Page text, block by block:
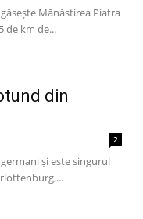
Mănăstirea Piatra
de km de...
din
2
și este singurul